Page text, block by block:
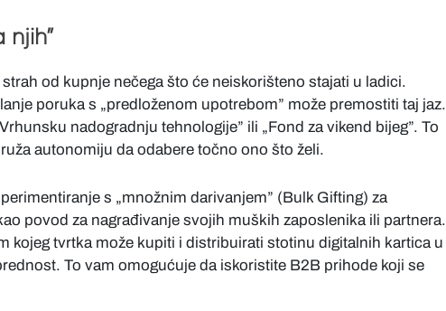
njih”
od kupnje nečega što će neiskorišteno stajati u ladici.
poruka s „predloženom upotrebom” može premostiti taj jaz.
nadogradnju tehnologije” ili „Fond za vikend bijeg”. To
autonomiju da odabere točno ono što želi.
s „množnim darivanjem” (Bulk Gifting) za
povod za nagrađivanje svojih muških zaposlenika ili partnera.
kojeg tvrtka može kupiti i distribuirati stotinu digitalnih kartica u
To vam omogućuje da iskoristite B2B prihode koji se